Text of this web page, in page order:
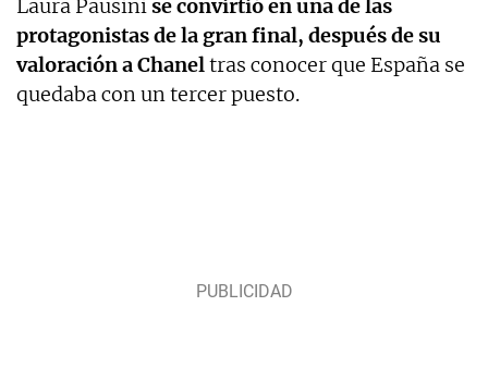
Laura Pausinise convirtió en una de las
protagonistas de la gran final, después de su
valoración a Chaneltras conocer que España se
quedaba con un tercer puesto.